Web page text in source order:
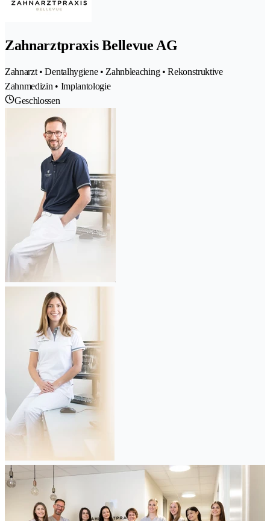
Zahnarztpraxis Bellevue AG
Zahnarzt • Dentalhygiene • Zahnbleaching • Rekonstruktive
Zahnmedizin • Implantologie
Geschlossen